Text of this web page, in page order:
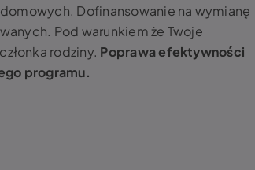
Dofinansowanie na wymianę
Pod warunkiem że Twoje
rodziny. Poprawa efektywności
programu.